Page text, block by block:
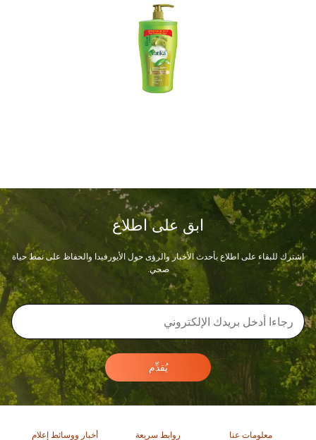
ابق على اطلاع
اشترك للبقاء على اطلاع بأحدث الأخبار والرؤى حول الأيورفيدا والحفاظ على نمط حياة
صحي.
يُقدِّم
معلومات عنا روابط سريعة أخبار ووسائط إعلام